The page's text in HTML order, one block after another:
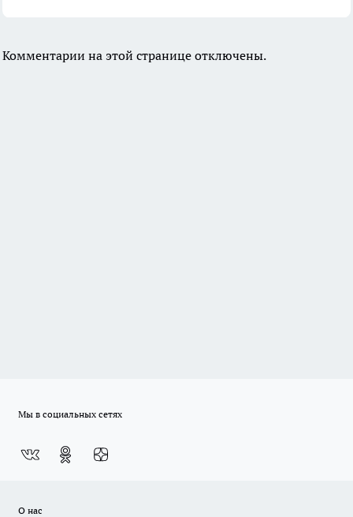
Комментарии на этой странице отключены.
Мы в социальных сетях
О нас